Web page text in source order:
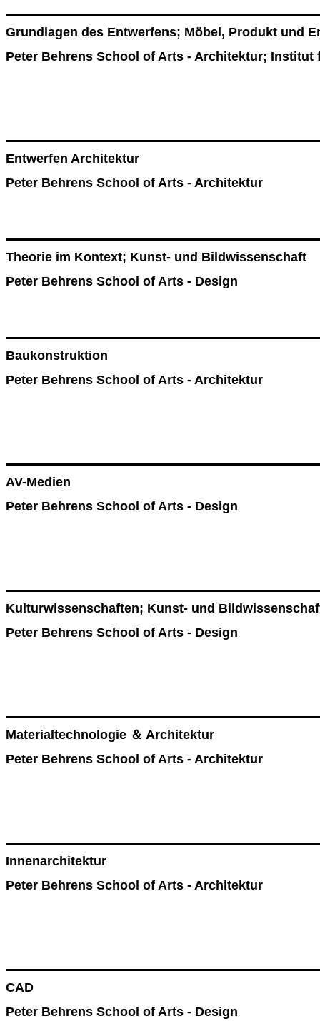
Grundlagen des Entwerfens; Möbel, Produkt und
Peter Behrens School of Arts - Architektur;
Entwerfen Architektur
Peter Behrens School of Arts - Architektur
Theorie im Kontext; Kunst- und Bildwissenschaft
Peter Behrens School of Arts - Design
Baukonstruktion
Peter Behrens School of Arts - Architektur
AV-Medien
Peter Behrens School of Arts - Design
Kulturwissenschaften; Kunst- und
Peter Behrens School of Arts - Design
Materialtechnologie ＆ Architektur
Peter Behrens School of Arts - Architektur
Innenarchitektur
Peter Behrens School of Arts - Architektur
CAD
Peter Behrens School of Arts - Design